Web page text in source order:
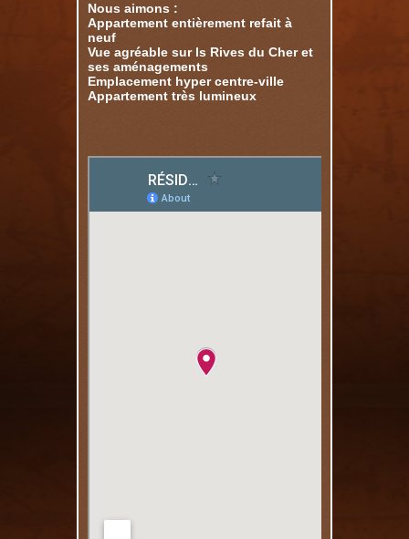
Nous aimons :
Appartement entièrement refait à
neuf
Vue agréable sur ls Rives du Cher et
ses aménagements
Emplacement hyper centre-ville
Appartement très lumineux